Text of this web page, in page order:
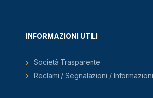
INFORMAZIONI UTILI
Società Trasparente
Reclami / Segnalazioni / Informazioni